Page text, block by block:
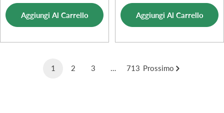
vendita
Aggiungi Al Carrello
di
vendita
normale
Aggiungi Al Carrello
1 2 3 … 713 Prossimo